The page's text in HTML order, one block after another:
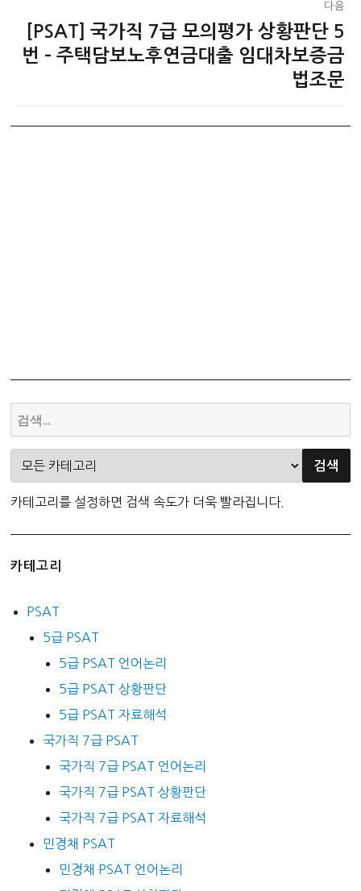
다음
음
[PSAT] 국가직 7급 모의평가 상황판단 5
번 – 주택담보노후연금대출 임대차보증금
법조문
카테고리를 설정하면 검색 속도가 더욱 빨라집니다.
카테고리
PSAT
5급 PSAT
5급 PSAT 언어논리
5급 PSAT 상황판단
5급 PSAT 자료해석
국가직 7급 PSAT
국가직 7급 PSAT 언어논리
국가직 7급 PSAT 상황판단
국가직 7급 PSAT 자료해석
민경채 PSAT
민경채 PSAT 언어논리